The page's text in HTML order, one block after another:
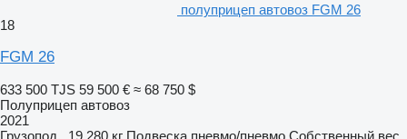
полуприцеп автовоз FGM 26
18
FGM 26
633 500 TJS 59 500 € ≈ 68 750 $
Полуприцеп автовоз
2021
Грузопод. 19 280 кг Подвеска пневмо/пневмо Собственный вес